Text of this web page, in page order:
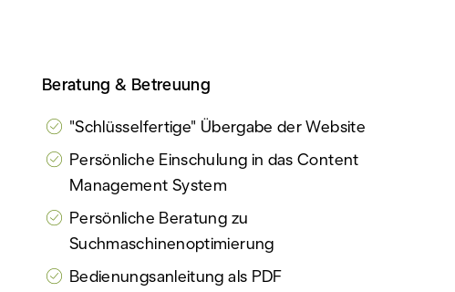
Beratung & Betreuung
"Schlüsselfertige" Übergabe der Website
Persönliche Einschulung in das Content
Management System
Persönliche Beratung zu
Suchmaschinenoptimierung
Bedienungsanleitung als PDF